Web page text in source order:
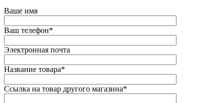
Ваше имя
Ваш телефон*
Электронная почта
Название товара*
Ссылка на товар другого магазина*